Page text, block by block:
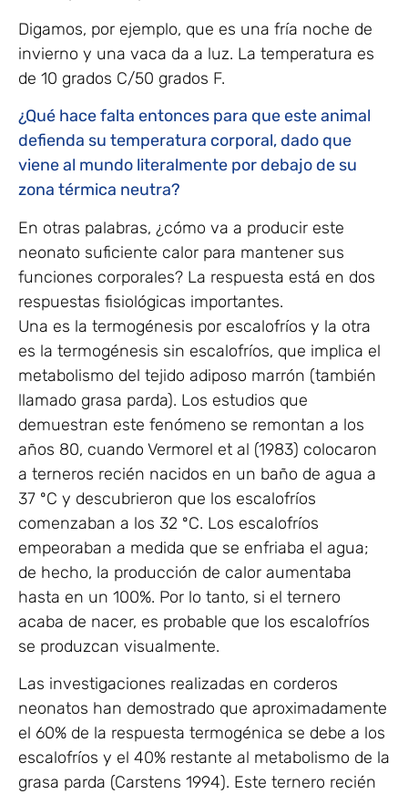
Digamos, por ejemplo, que es una fría noche de
invierno y una vaca da a luz. La temperatura es
de 10 grados C/50 grados F.
¿Qué hace falta entonces para que este animal
defienda su temperatura corporal, dado que
viene al mundo literalmente por debajo de su
zona térmica neutra?
En otras palabras, ¿cómo va a producir este
neonato suficiente calor para mantener sus
funciones corporales? La respuesta está en dos
respuestas fisiológicas importantes.
Una es la termogénesis por escalofríos y la otra
es la termogénesis sin escalofríos, que implica el
metabolismo del tejido adiposo marrón (también
llamado grasa parda). Los estudios que
demuestran este fenómeno se remontan a los
años 80, cuando Vermorel et al (1983) colocaron
a terneros recién nacidos en un baño de agua a
37 ºC y descubrieron que los escalofríos
comenzaban a los 32 ºC. Los escalofríos
empeoraban a medida que se enfriaba el agua;
de hecho, la producción de calor aumentaba
hasta en un 100%. Por lo tanto, si el ternero
acaba de nacer, es probable que los escalofríos
se produzcan visualmente.
Las investigaciones realizadas en corderos
neonatos han demostrado que aproximadamente
el 60% de la respuesta termogénica se debe a los
escalofríos y el 40% restante al metabolismo de la
grasa parda (Carstens 1994). Este ternero recién